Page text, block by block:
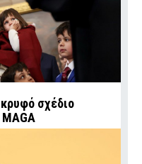
σχέδιο